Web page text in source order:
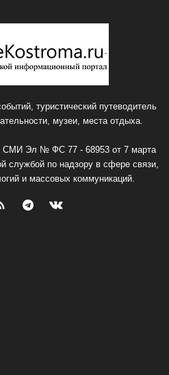
туристический путеводитель
музеи, места отдыха.
СМИ Эл № ФС 77 - 68953 от 7 марта
службой по надзору в сфере связи,
и массовых коммуникаций.